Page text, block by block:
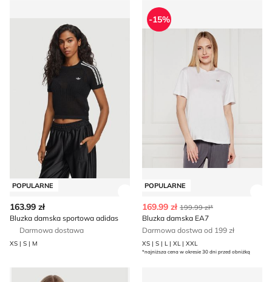
Bluzka damska sportowa adidas
POPULARNE
163.99 zł
Bluzka damska sportowa adidas
Darmowa dostawa
XS | S | M
Bluzka damska EA7
POPULARNE
-15%
169.99 zł 199.99 zł*
Bluzka damska EA7
Darmowa dostwa od 199 zł
XS | S | L | XL | XXL
*najniższa cena w okresie 30 dni przed obniżką
Bluzka damska Tommy Hilfiger